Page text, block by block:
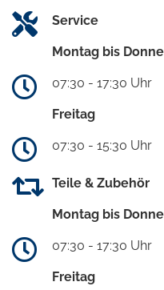
Service
Montag bis
07:30 - 17:30 Uhr
Freitag
07:30 - 15:30 Uhr
Teile & Zubehör
Montag bis
07:30 - 17:30 Uhr
Freitag